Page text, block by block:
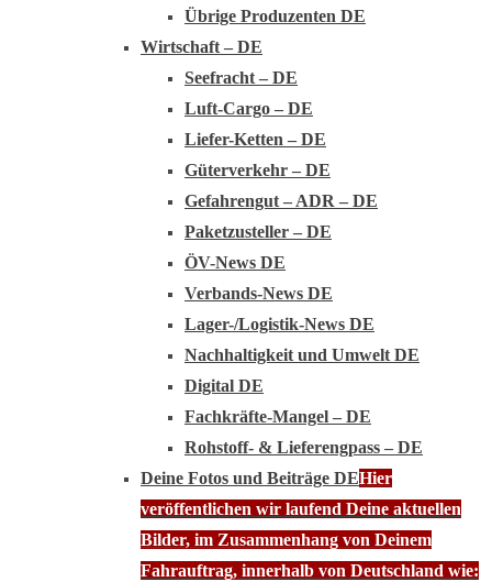
Übrige Produzenten DE
Wirtschaft – DE
Seefracht – DE
Luft-Cargo – DE
Liefer-Ketten – DE
Güterverkehr – DE
Gefahrengut – ADR – DE
Paketzusteller – DE
ÖV-News DE
Verbands-News DE
Lager-/Logistik-News DE
Nachhaltigkeit und Umwelt DE
Digital DE
Fachkräfte-Mangel – DE
Rohstoff- & Lieferengpass – DE
Deine Fotos und Beiträge DEHier
veröffentlichen wir laufend Deine aktuellen
Bilder, im Zusammenhang von Deinem
Fahrauftrag, innerhalb von Deutschland wie: